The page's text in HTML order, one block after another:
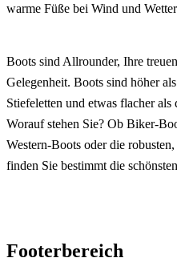
warme Füße bei Wind und
Boots sind Allrounder, Ihre
Gelegenheit. Boots sind höher
Stiefeletten und etwas flacher als
Worauf stehen Sie? Ob Biker-
Western-Boots oder die
finden Sie bestimmt die
Footerbereich